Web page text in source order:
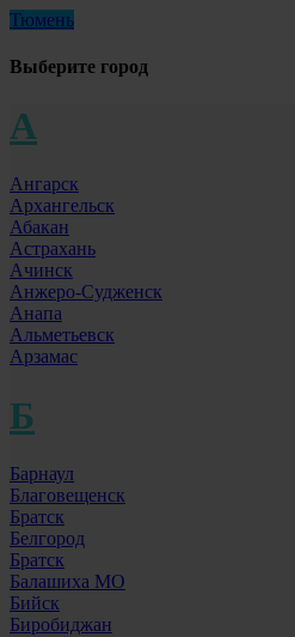
Тюмень
Выберите город
А
Ангарск
Архангельск
Абакан
Астрахань
Ачинск
Анжеро-Судженск
Анапа
Альметьевск
Арзамас
Б
Барнаул
Благовещенск
Братск
Белгород
Братск
Балашиха МО
Бийск
Биробиджан